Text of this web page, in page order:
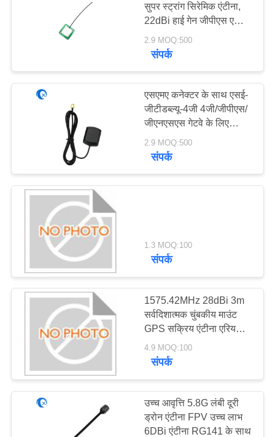
अल्ट्रा वाइडबैंड एंटीना
अनुकूलित प्लास्टिक पार्ट्स
6
आरएफ समाक्षीय केबल
असेंबली
सीएनसी मशीन हार्डवेयर
18
सुपर स्ट्रांग सिरेमिक एंटीना,
22dBi हाई गेन जीपीएस एक्टिव
सिरेमिक एंटीना U. FL कनेक्टर
के साथ
2.9 MOQ:500
संपर्क
एसएमए कनेक्टर के साथ एसई-
जीटीडब्ल्यू-4जी 4जी/जीपीएस/
जीएनएसएस गेटवे के लिए
सक्रिय चुंबकीय माउंट
जीपीएस/जीएनएसएस एंटीना
2.9 MOQ:500
संपर्क
1.3 MOQ:100
संपर्क
1575.42MHz 28dBi 3m
सर्वदिशात्मक चुंबकीय माउंट
GPS सक्रिय एंटीना एरियल
सैम कनेक्टर Rg174 केबल
4.9 MOQ:100
संपर्क
उच्च आवृत्ति 5.8G लंबी दूरी
ड्रोन एंटीना FPV उच्च लाभ
6DBi एंटीना RG141 के साथ